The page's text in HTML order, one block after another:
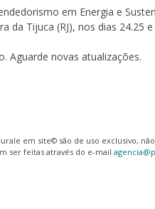
em Energia e
da Tijuca (RJ), nos dias 24.25
Aguarde novas atualizações.
em site© são de uso exclusivo,
ser feitas através do e-mail